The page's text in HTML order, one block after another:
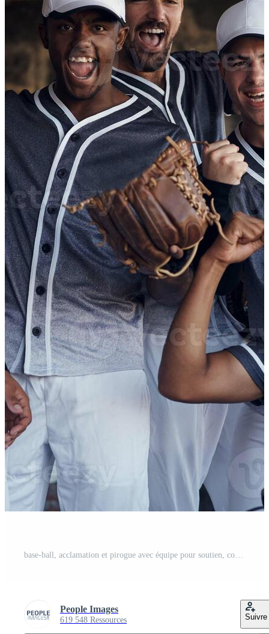
base-ball, acclamation et pirogue avec équipe pour soutien, content et regarder dans ombre de été chaleur. champ, des sports et Succès pour compétition avec Masculin personnes, excité et ensemble pour balle molle club rencontre Photo Pro
People Images
619 548 Ressources Suivre